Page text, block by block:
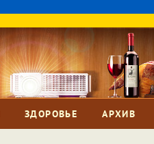
ЗДОРОВЬЕ АРХИВ